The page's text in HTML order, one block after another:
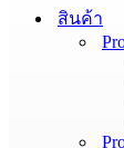
สินค้า